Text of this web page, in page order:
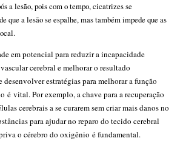
a lesão, pois com o tempo, cicatrizes se
que a lesão se espalhe, mas também impede que as
em potencial para reduzir a incapacidade
cerebral e melhorar o resultado
estratégias para melhorar a função
é vital. Por exemplo, a chave para a recuperação
cerebrais a se curarem sem criar mais danos no
para ajudar no reparo do tecido cerebral
o cérebro do oxigênio é fundamental.